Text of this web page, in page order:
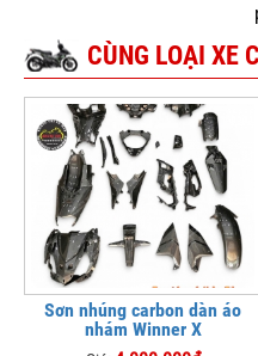
CÙNG LOẠI XE
Sơn nhúng carbon dàn áo
nhám Winner X